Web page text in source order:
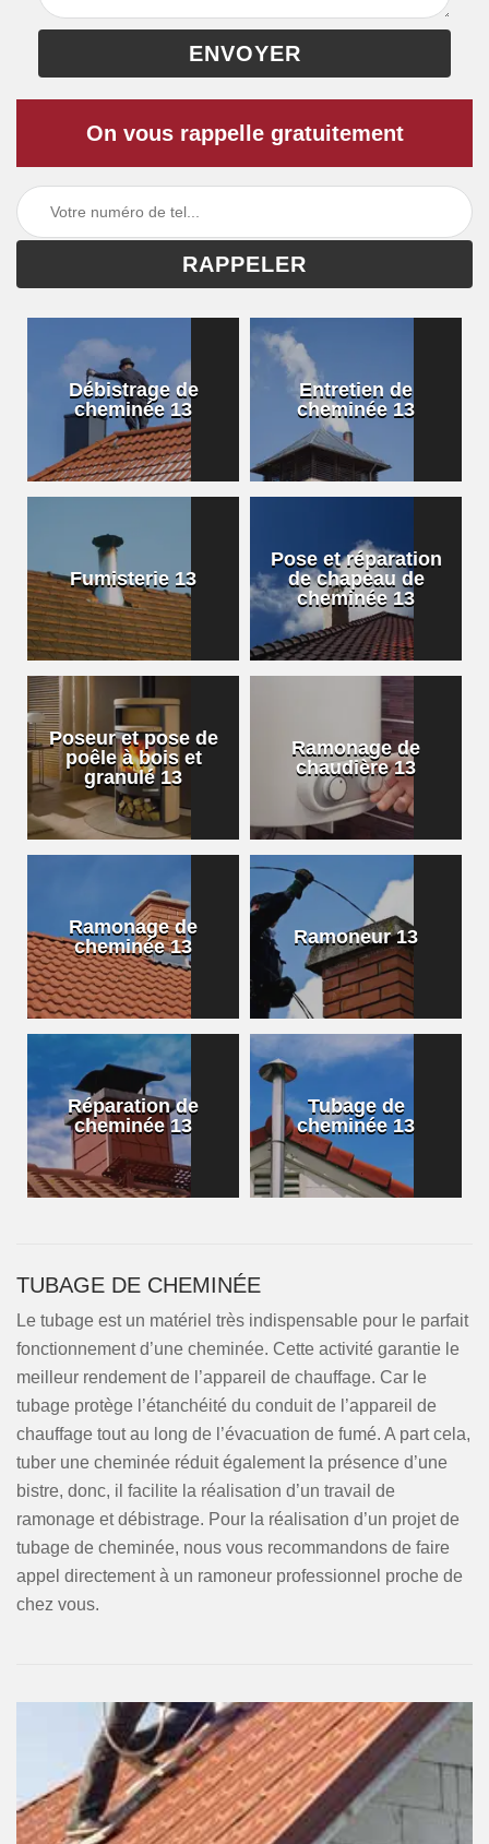
On vous rappelle gratuitement
Débistrage de
cheminée 13
Entretien de
cheminée 13
Fumisterie 13
Pose et réparation
de chapeau de
cheminée 13
Poseur et pose de
poêle à bois et
granulé 13
Ramonage de
chaudière 13
Ramonage de
cheminée 13
Ramoneur 13
Réparation de
cheminée 13
Tubage de
cheminée 13
TUBAGE DE CHEMINÉE
Le tubage est un matériel très indispensable pour le parfait
fonctionnement d’une cheminée. Cette activité garantie le
meilleur rendement de l’appareil de chauffage. Car le
tubage protège l’étanchéité du conduit de l’appareil de
chauffage tout au long de l’évacuation de fumé. A part cela,
tuber une cheminée réduit également la présence d’une
bistre, donc, il facilite la réalisation d’un travail de
ramonage et débistrage. Pour la réalisation d’un projet de
tubage de cheminée, nous vous recommandons de faire
appel directement à un ramoneur professionnel proche de
chez vous.